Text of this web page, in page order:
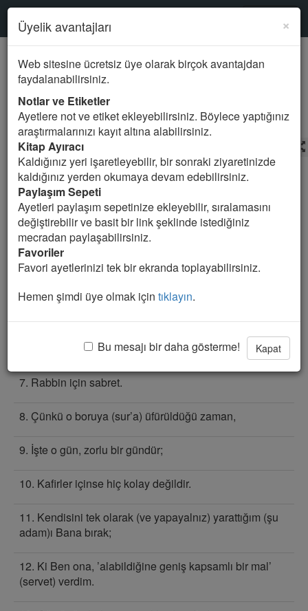
Kur'an-ı Kerim
Mealde ara
74.MÜDDESIR Suresi
Ali Bulaç
1. Ey bürünüp örtünen,
2. Kalk (ve) bundan böyle uyar.
3. Rabbini tekbir et (yücelt)
6. Daha çok istekte bulunmak için iyilik yapma.
7. Rabbin için sabret.
8. Çünkü o boruya (sur’a) üfürüldüğü zaman,
9. İşte o gün, zorlu bir gündür;
10. Kafirler içinse hiç kolay değildir.
11. Kendisini tek olarak (ve yapayalnız) yarattığım (şu
adam)ı Bana bırak;
12. Ki Ben ona, ’alabildiğine geniş kapsamlı bir mal’
(servet) verdim.
×
Üyelik avantajları
Web sitesine ücretsiz üye olarak birçok avantajdan
faydalanabilirsiniz.
Notlar ve Etiketler
Ayetlere not ve etiket ekleyebilirsiniz. Böylece yaptığınız
araştırmalarınızı kayıt altına alabilirsiniz.
Kitap Ayıracı
Kaldığınız yeri işaretleyebilir, bir sonraki ziyaretinizde
kaldığınız yerden okumaya devam edebilirsiniz.
Paylaşım Sepeti
Ayetleri paylaşım sepetinize ekleyebilir, sıralamasını
değiştirebilir ve basit bir link şeklinde istediğiniz
mecradan paylaşabilirsiniz.
Favoriler
Favori ayetlerinizi tek bir ekranda toplayabilirsiniz.
Hemen şimdi üye olmak için tıklayın.
Bu mesajı bir daha gösterme! Kapat